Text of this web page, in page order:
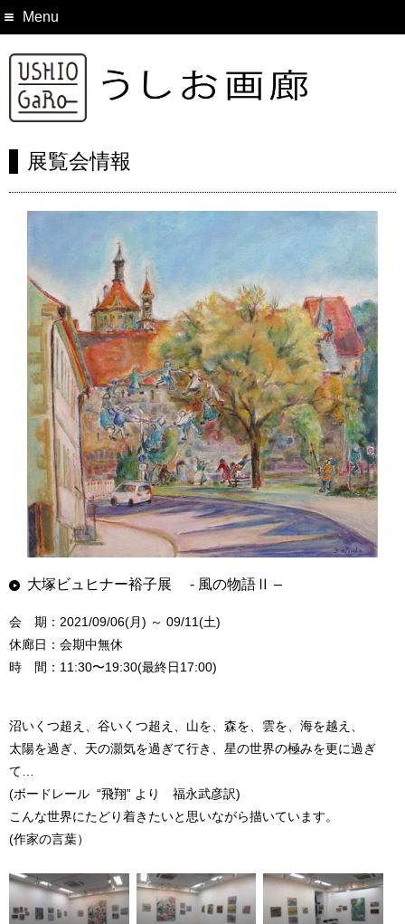
Menu
展覧会情報
大塚ビュヒナー裕子展 - 風の物語Ⅱ –
会 期：2021/09/06(月) ～ 09/11(土)
休廊日：会期中無休
時 間：11:30〜19:30(最終日17:00)
沼いくつ超え、谷いくつ超え、山を、森を、雲を、海を越え、
太陽を過ぎ、天の灝気を過ぎて行き、星の世界の極みを更に過ぎ
て…
(ボードレール “飛翔” より 福永武彦訳)
こんな世界にたどり着きたいと思いながら描いています。
(作家の言葉）